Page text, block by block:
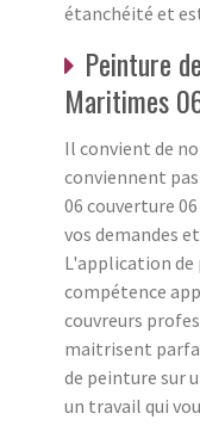
étanchéité et
Peinture
Maritimes
Il convient de
conviennent
06 couverture
vos demandes
L'application de
compétence
couvreurs
maitrisent
de peinture sur
un travail qui